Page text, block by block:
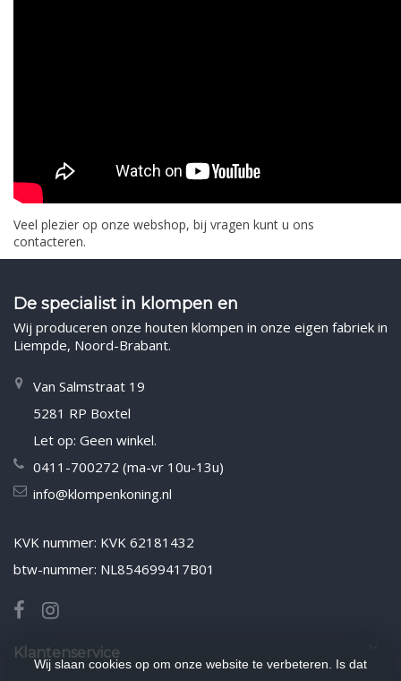
Veel plezier op onze webshop, bij vragen kunt u ons
contacteren.
De specialist in klompen en
Wij produceren onze houten klompen in onze eigen fabriek in
Liempde, Noord-Brabant.
Van Salmstraat 19
5281 RP Boxtel
Let op: Geen winkel.
0411-700272 (ma-vr 10u-13u)
info@klompenkoning.nl
KVK nummer: KVK 62181432
btw-nummer: NL854699417B01
Klantenservice
Wij slaan cookies op om onze website te verbeteren. Is dat